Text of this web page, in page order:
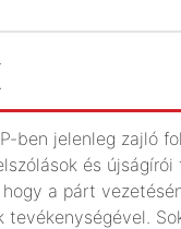
ben jelenleg zajló
és
a párt